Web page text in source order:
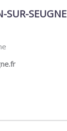
SUR-SEUGNE